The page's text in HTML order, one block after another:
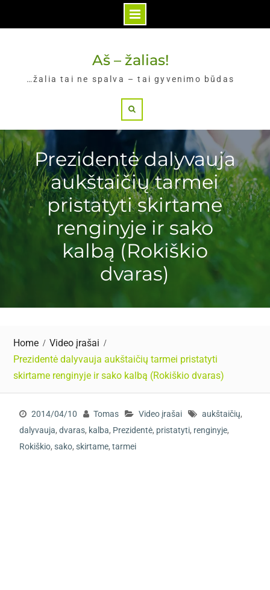
Aš – žalias!
…žalia tai ne spalva – tai gyvenimo būdas
Prezidentė dalyvauja
aukštaičių tarmei
pristatyti skirtame
renginyje ir sako
kalbą (Rokiškio
dvaras)
Home
Video įrašai
Prezidentė dalyvauja aukštaičių tarmei pristatyti
skirtame renginyje ir sako kalbą (Rokiškio dvaras)
2014/04/10 Tomas Video įrašai aukštaičių,
dalyvauja, dvaras, kalba, Prezidentė, pristatyti, renginyje,
Rokiškio, sako, skirtame, tarmei